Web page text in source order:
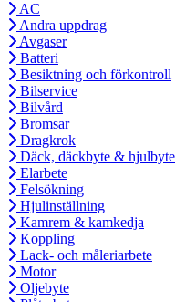
AC
Andra uppdrag
Avgaser
Batteri
Besiktning och förkontroll
Bilservice
Bilvård
Bromsar
Dragkrok
Däck, däckbyte & hjulbyte
Elarbete
Felsökning
Hjulinställning
Kamrem & kamkedja
Koppling
Lack- och måleriarbete
Motor
Oljebyte